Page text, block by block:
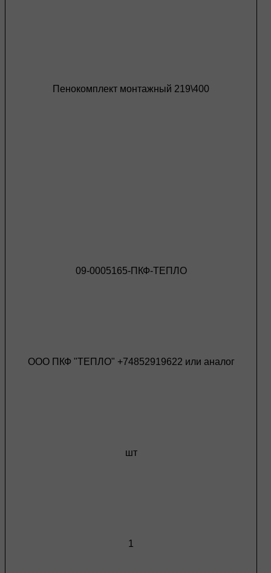
Пенокомплект монтажный 219\400
09-0005165-ПКФ-ТЕПЛО
ООО ПКФ "ТЕПЛО" +74852919622 или аналог
шт
1